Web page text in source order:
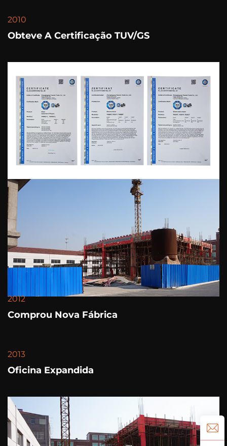
2010
Obteve A Certificação TUV/GS
2012
Comprou Nova Fábrica
2013
Oficina Expandida